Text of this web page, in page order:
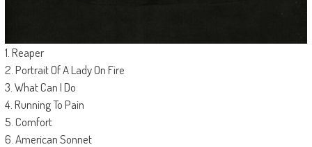
1. Reaper
2. Portrait Of A Lady On Fire
3. What Can I Do
4. Running To Pain
5. Comfort
6. American Sonnet